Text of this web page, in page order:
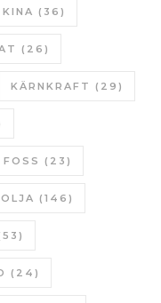
KINA (36)
(26)
KÄRNKRAFT (29)
(23)
OLJA (146)
(24)